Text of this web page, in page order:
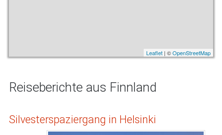
Leaflet | ©OpenStreetMap
Reiseberichte aus Finnland
Silvesterspaziergang in Helsinki